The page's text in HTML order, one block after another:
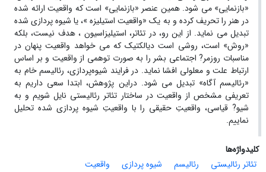
«بازنمایی» می شود. همین عنصر «بازنمایی» است که واقعیت ارائه شده
در هنر را تحریف کرده و به یک «واقعیت استیلیزه »، یا شیوه پردازی شده
تبدیل می نماید. از این رو، در تئاتر، استیلیزاسیون ، هدف نیست، بلکه
«روش» است، روشی است دیالکتیک که می خواهد واقعیت پنهان در
مناسبات روزمر? اجتماعی بشر را به صورت توهمی از واقعیت و بر اساس
ارتباط علت و معلولی افشا نماید. در فرایند شیوه‌پردازی، رئالیسم خام به
«رئالیسم آگاه» تبدیل می شود. دراین پژوهش، ابتدا سعی داریم به
تعریفی مشخص از واقعیت در ساختار تئاتر رئالیستی نایل شویم و به
شیو? قیاسی، واقعیتِ حقیقی را با واقعیتِ شیوه پردازی شده تحلیل
نماییم.
کلیدواژه‌ها
تئاتر رئالیستی
رئالیسم شیوه پردازی
واقعیت